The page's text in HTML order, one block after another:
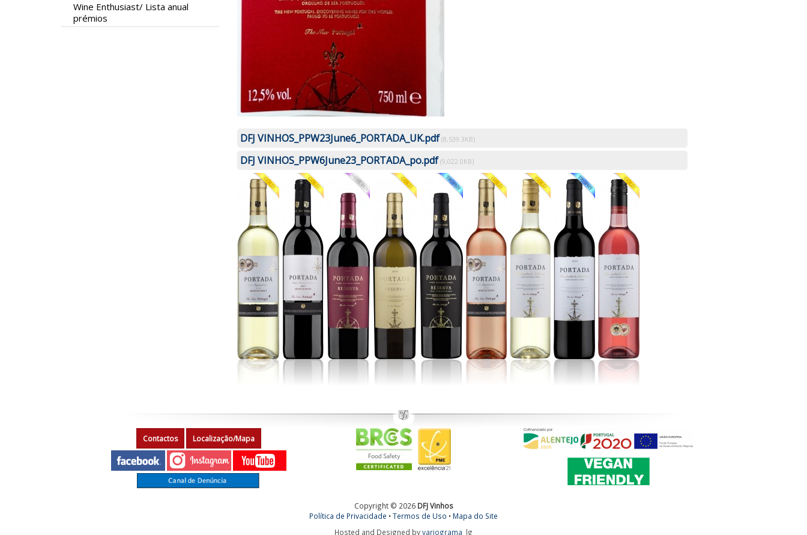
Wine Enthusiast/ Lista anual
prémios
DFJ VINHOS_PPW23June6_PORTADA_UK.pdf(8,539.3KB)
DFJ VINHOS_PPW6June23_PORTADA_po.pdf(9,022.0KB)
Contactos Localização/Mapa
Copyright © 2026 DFJ Vinhos
Política de Privacidade •Termos de Uso • Mapa do Site
Hosted and Designed byvariograma lg